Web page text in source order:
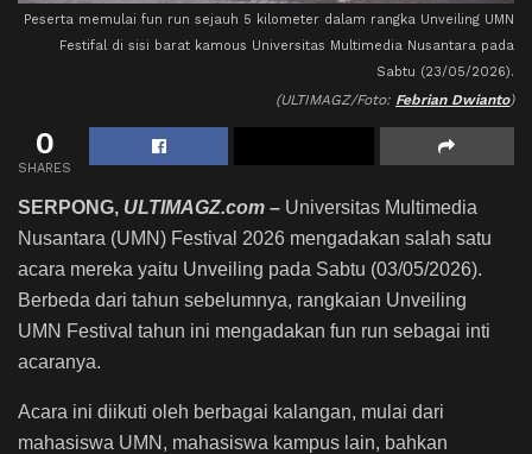
Peserta memulai fun run sejauh 5 kilometer dalam rangka Unveiling UMN
Festifal di sisi barat kamous Universitas Multimedia Nusantara pada
Sabtu (23/05/2026).
(ULTIMAGZ/Foto: Febrian Dwianto)
0
SHARES
SERPONG, ULTIMAGZ.com – Universitas Multimedia
Nusantara (UMN) Festival 2026 mengadakan salah satu
acara mereka yaitu Unveiling pada Sabtu (03/05/2026).
Berbeda dari tahun sebelumnya, rangkaian Unveiling
UMN Festival tahun ini mengadakan fun run sebagai inti
acaranya.
Acara ini diikuti oleh berbagai kalangan, mulai dari
mahasiswa UMN, mahasiswa kampus lain, bahkan